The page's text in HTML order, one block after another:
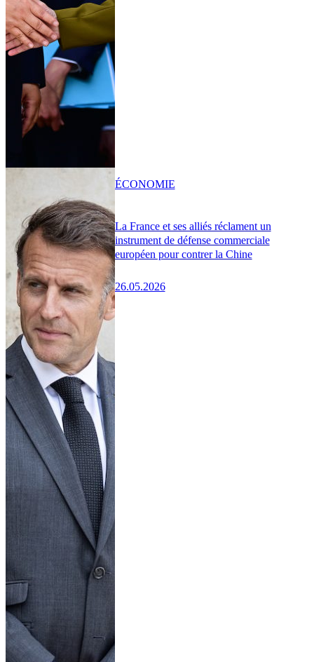
La France et ses alliés réclament un
instrument de défense commerciale
européen pour contrer la Chine
26.05.2026
ÉCONOMIE